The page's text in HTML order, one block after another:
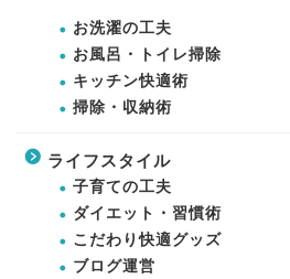
お洗濯の工夫
お風呂・トイレ掃除
キッチン快適術
掃除・収納術
ライフスタイル
子育ての工夫
ダイエット・習慣術
こだわり快適グッズ
ブログ運営